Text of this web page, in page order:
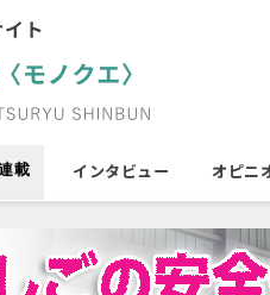
載 インタビュー オピニ